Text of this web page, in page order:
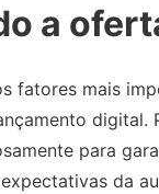
a
fatores mais
digital.
para
da